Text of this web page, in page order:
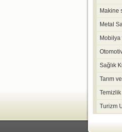
Makine
Metal
Mobilya
Sağlık
Tarım
Temizlik
Turizm